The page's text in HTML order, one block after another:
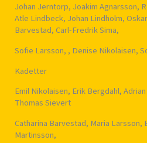
Johan Jerntorp, Joakim Agnarsson,
Atle Lindbeck, Johan Lindholm,
Barvestad, Carl-Fredrik Sima,
Sofie Larsson, , Denise Nikolaisen,
Kadetter
Emil Nikolaisen, Erik Bergdahl,
Thomas Sievert
Catharina Barvestad, Maria Larsson,
Martinsson,